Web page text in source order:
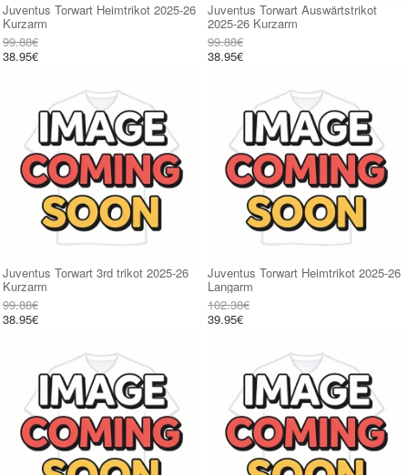
Juventus Torwart Heimtrikot 2025-26
Kurzarm
99.88€
38.95€
Juventus Torwart Auswärtstrikot
2025-26 Kurzarm
99.88€
38.95€
Juventus Torwart 3rd trikot 2025-26
Kurzarm
99.88€
38.95€
Juventus Torwart Heimtrikot 2025-26
Langarm
102.38€
39.95€